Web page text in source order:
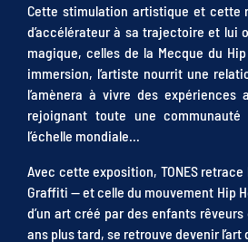
Cette stimulation artistique et cette
d’accélérateur à sa trajectoire et lui
magique, celles de la Mecque du
immersion, l’artiste nourrit une
l’amènera à vivre des expériences
rejoignant toute une
l’échelle mondiale…
Avec cette exposition, TONES
Graffiti — et celle du mouvement Hip
d’un art créé par des enfants
ans plus tard, se retrouve devenir l’art